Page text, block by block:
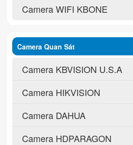
Camera WIFI KBONE
Camera Quan Sát
Camera KBVISION U.S.A
Camera HIKVISION
Camera DAHUA
Camera HDPARAGON